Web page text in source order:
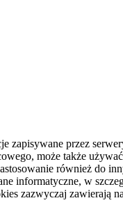
zapisywane przez
może także
również do
informatyczne, w
zazwyczaj zawierają